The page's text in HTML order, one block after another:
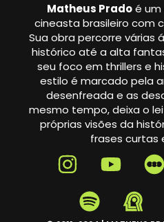
Matheus Pradoé um
cineasta brasileiro com
Sua obra percorre várias
histórico até a alta
seu foco em thrillers e
estilo é marcado pela
desenfreada e as
mesmo tempo, deixa o
próprias visões da
frases curtas